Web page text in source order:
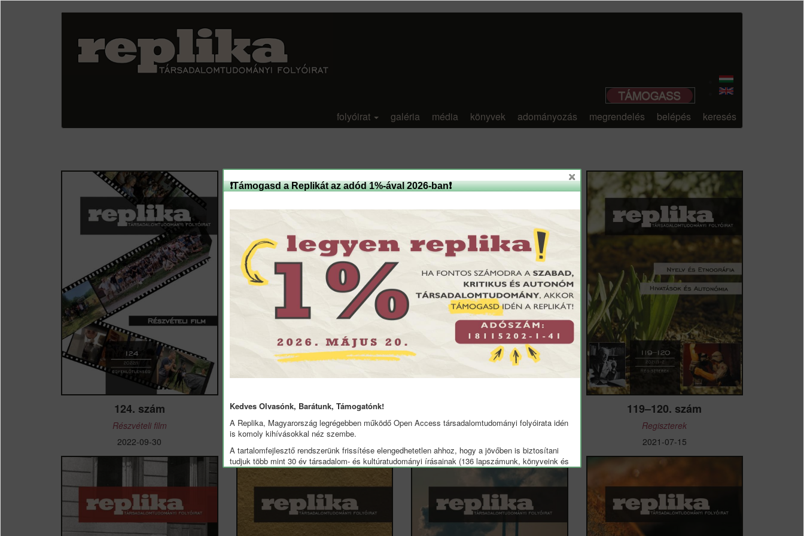
folyóirat galéria média könyvek adományozás megrendelés belépés keresés
124. szám
Részvételi film
2022-09-30
123. szám
Identitás/Válság
TestAgy
119–120. szám
Regiszterek
2021-07-15
❗Támogasd a Replikát az adód 1%-ával 2026-ban❗
Kedves Olvasónk, Barátunk, Támogatónk!
A Replika, Magyarország legrégebben működő Open Access társadalomtudományi folyóirata idén
is komoly kihívásokkal néz szembe.
A tartalomfejlesztő rendszerünk frissítése elengedhetetlen ahhoz, hogy a jövőben is biztosítani
tudjuk több mint 30 év társadalom- és kultúratudományi írásainak (136 lapszámunk, könyveink és
különszámaink) elérhetőségét. Az aktualizálás és a közel négy évtizednyi tartalom migrálása
jelentős munkával és költségekkel jár.
Önkéntes szerkesztőségünk erőforrásai nem elegendőek a szükséges fejlesztések
finanszírozására, és ez nagyban veszélyezteti következő lapszámaink megjelenését, valamint a
korábbi tartalmak szabad hozzáférését. Eddigi elérhető nagyjából ezer tanulmány szabad
elérhetőségét fenyegeti veszély.